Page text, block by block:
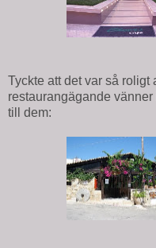
Tyckte att det var så roligt
restaurangägande
till dem: